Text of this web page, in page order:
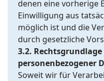
denen eine vorherige
Einwilligung aus
möglich ist und die
durch gesetzliche
3.2.
personenbezogener
Soweit wir für